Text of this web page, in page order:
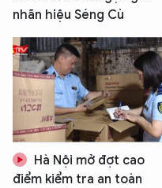
nhãn hiệu Séng Cù
Hà Nội mở đợt cao
điểm kiểm tra an toàn